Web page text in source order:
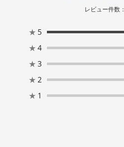
レビュー件数：
★ 5
★ 4
★ 3
★ 2
★ 1